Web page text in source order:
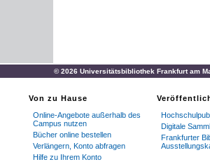
© 2026 Universitätsbibliothek Frankfurt am
Von zu Hause
Online-Angebote außerhalb des
Campus nutzen
Bücher online bestellen
Verlängern, Konto abfragen
Hilfe zu Ihrem Konto
Digitale
Frankfurter